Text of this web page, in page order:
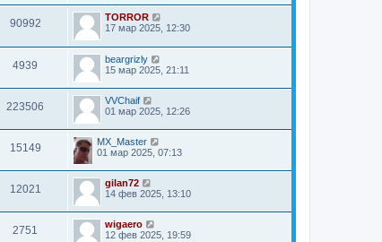
90992
TORROR
17 мар 2025, 12:30
4939
beargrizly
15 мар 2025, 21:11
223506
VVChaif
01 мар 2025, 12:26
15149
MX_Master
01 мар 2025, 07:13
12021
gilan72
14 фев 2025, 13:10
2751
wigaero
12 фев 2025, 19:59